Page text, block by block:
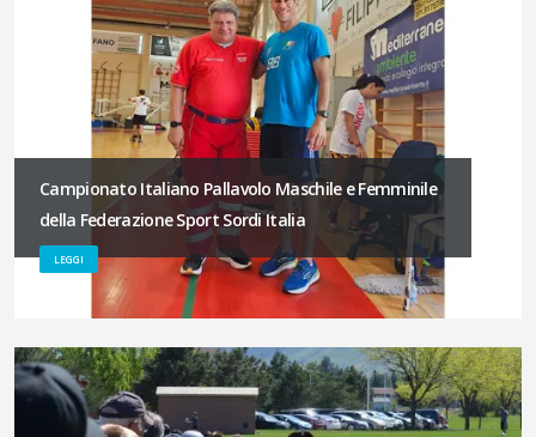
Campionato Italiano Pallavolo Maschile e Femminile
della Federazione Sport Sordi Italia
LEGGI